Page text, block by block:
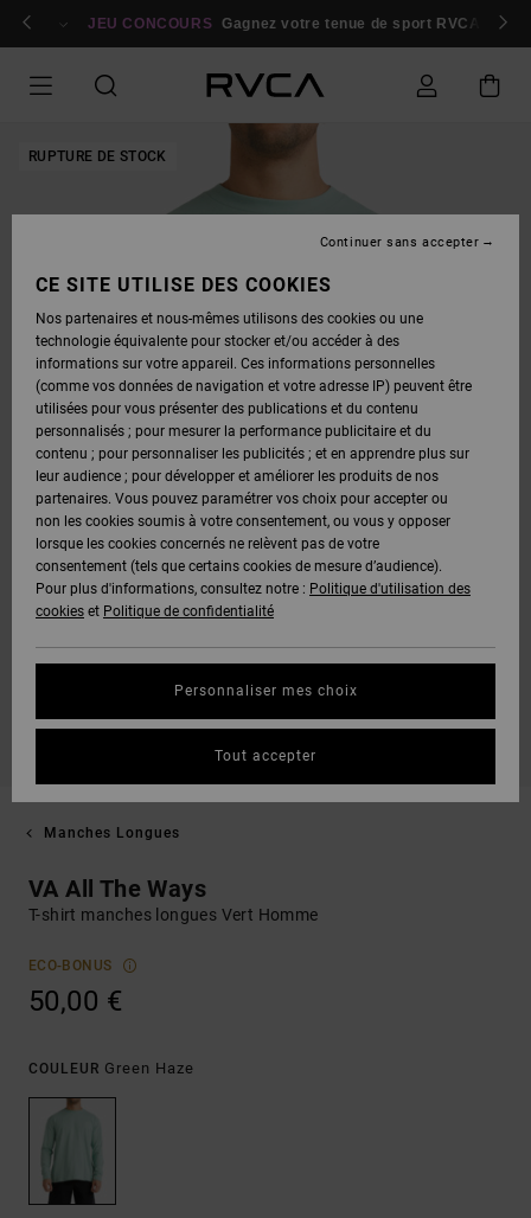
Se connecter / s'inscrire
JEU CONCOURS Gagnez votre tenue de sport RVCA
RUPTURE DE STOCK
Manches Longues
VA All The Ways
T-shirt manches longues Vert Homme
ECO-BONUS
50,00 €
COULEUR Green Haze
CE SITE UTILISE DES COOKIES
Nos partenaires et nous-mêmes utilisons des cookies ou une
technologie équivalente pour stocker et/ou accéder à des
informations sur votre appareil. Ces informations personnelles
(comme vos données de navigation et votre adresse IP) peuvent être
utilisées pour vous présenter des publications et du contenu
personnalisés ; pour mesurer la performance publicitaire et du
contenu ; pour personnaliser les publicités ; et en apprendre plus sur
leur audience ; pour développer et améliorer les produits de nos
partenaires. Vous pouvez paramétrer vos choix pour accepter ou
non les cookies soumis à votre consentement, ou vous y opposer
lorsque les cookies concernés ne relèvent pas de votre
consentement (tels que certains cookies de mesure d’audience).
Pour plus d'informations, consultez notre : Politique d'utilisation des
cookies et Politique de confidentialité
Personnaliser mes choix
Continuer sans accepter
Tout accepter